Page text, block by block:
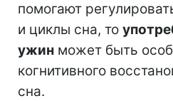
помогают
и циклы сна, то
ужин может быть
когнитивного
сна.